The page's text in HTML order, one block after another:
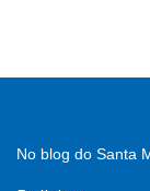
No blog do Santa